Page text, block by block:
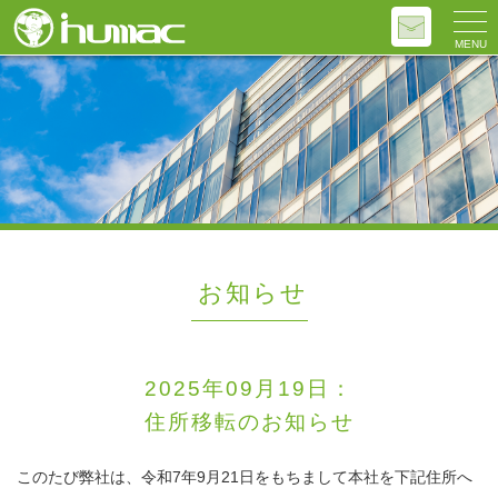
お知らせ
2025年09月19日：
住所移転のお知らせ
このたび弊社は、令和7年9月21日をもちまして本社を下記住所へ
MENU